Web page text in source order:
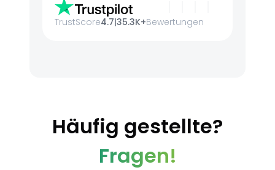
TrustScore4.7|35.3K+Bewertungen
Häufig gestellte?
Fragen!